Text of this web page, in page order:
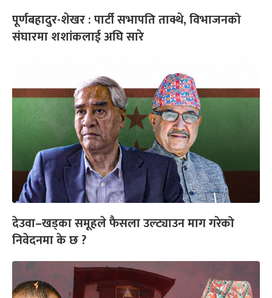
पूर्णबहादुर-शेखर : पार्टी सभापति ताक्थे, विभाजनको
संघारमा शशांकलाई अघि सारे
देउवा–खड्का समूहले फैसला उल्ट्याउन माग गरेको
निवेदनमा के छ ?